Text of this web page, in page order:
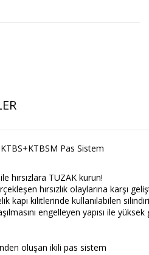
Pas Sistem
hırsızlara TUZAK kurun!
hırsızlık olaylarına karşı
kapı kilitlerinde kullanılabilen
engelleyen yapısı ile
oluşan ikili pas sistem